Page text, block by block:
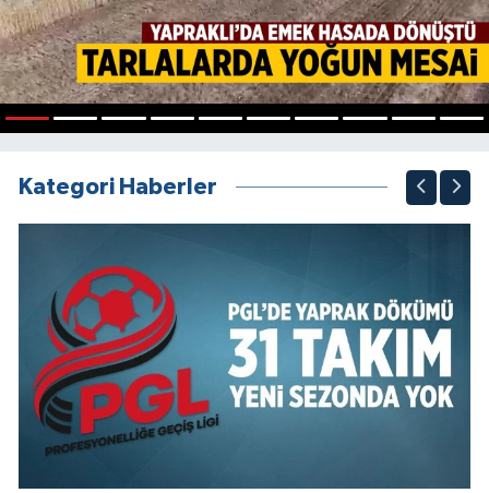
Kategori Haberler